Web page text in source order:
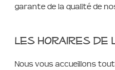
garante de la qualité de
Les horaires de
Nous vous accueillons